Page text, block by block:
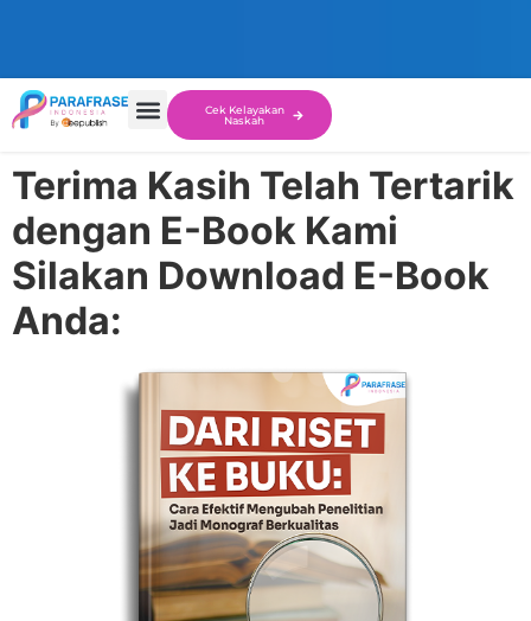
Cek Kelayakan
Naskah
Terima Kasih Telah Tertarik
dengan E-Book Kami
Silakan Download E-Book
Anda: